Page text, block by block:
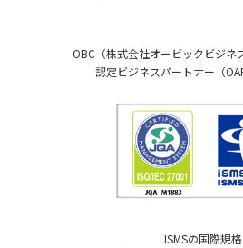
OBC（株式会社オービックビジネ
認定ビジネスパートナー（
ISMSの国際規格